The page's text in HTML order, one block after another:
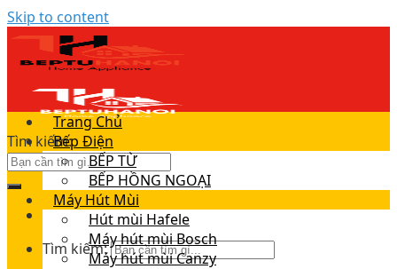
Skip to content
Tìm kiếm:
Tìm kiếm:
Trang Chủ
Bếp Điện
BẾP TỪ
BẾP HỒNG NGOẠI
Máy Hút Mùi
Hút mùi Hafele
Máy hút mùi Bosch
Máy hút mùi Canzy